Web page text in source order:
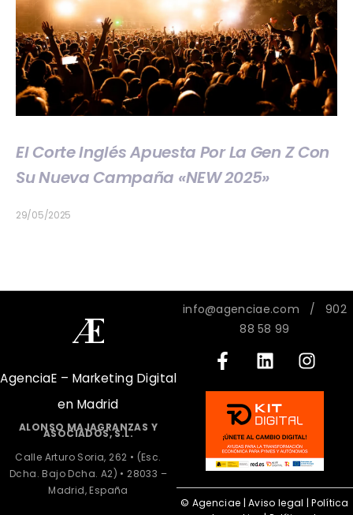
El Corte Inglés Apuesta Por La Gen Z Con
Su Nueva Campaña «NEW 2025»
29/05/2025
AgenciaE – Marketing Digital
en Madrid
ALONSO MAJAGRANZAS Y
ASOCIADOS, S.L.
Calle Arturo Soria, 262 • (Esc.
Dcha. Bajo Dcha. A2) • 28033 –
Madrid, España
info@agenciae.com / 902
88 58 99
© Agenciae | Aviso legal |Política